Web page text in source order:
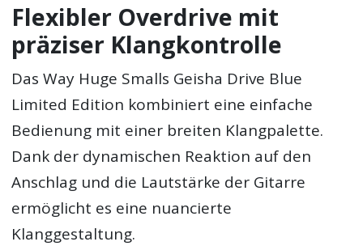
Flexibler Overdrive mit
präziser Klangkontrolle
Das Way Huge Smalls Geisha Drive Blue
Limited Edition kombiniert eine einfache
Bedienung mit einer breiten Klangpalette.
Dank der dynamischen Reaktion auf den
Anschlag und die Lautstärke der Gitarre
ermöglicht es eine nuancierte
Klanggestaltung.